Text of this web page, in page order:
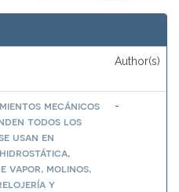
Author(s)
mecánicos
todos los
usan en
vapor, molinos,
y
-